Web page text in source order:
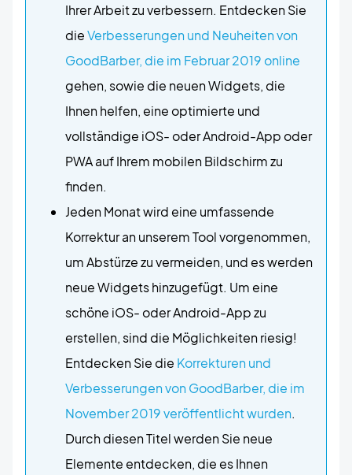
Ihrer Arbeit zu verbessern. Entdecken Sie
dieVerbesserungen und Neuheiten von
GoodBarber, die im Februar 2019 online
gehen, sowie die neuen Widgets, die
Ihnen helfen, eine optimierte und
vollständige iOS- oder Android-App oder
PWA auf Ihrem mobilen Bildschirm zu
finden.
Jeden Monat wird eine umfassende
Korrektur an unserem Tool vorgenommen,
um Abstürze zu vermeiden, und es werden
neue Widgets hinzugefügt. Um eine
schöne iOS- oder Android-App zu
erstellen, sind die Möglichkeiten riesig!
Entdecken Sie die Korrekturen und
Verbesserungen von GoodBarber, die im
November 2019 veröffentlicht wurden.
Durch diesen Titel werden Sie neue
Elemente entdecken, die es Ihnen